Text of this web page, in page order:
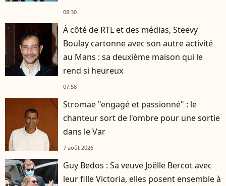
08:30
À côté de RTL et des médias, Steevy
Boulay cartonne avec son autre activité
au Mans : sa deuxième maison qui le
rend si heureux
07:58
Stromae "engagé et passionné" : le
chanteur sort de l'ombre pour une sortie
dans le Var
7 août 2026
Guy Bedos : Sa veuve Joëlle Bercot avec
leur fille Victoria, elles posent ensemble à